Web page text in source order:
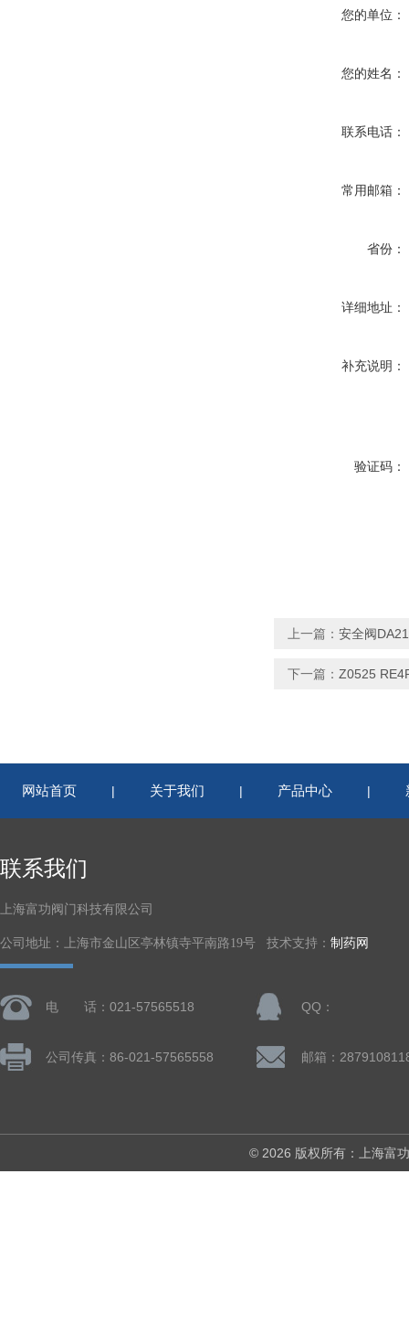
您的单位：
您的姓名：
联系电话：
常用邮箱：
省份：
详细地址：
补充说明：
验证码：
上一篇： 安全阀
下一篇： Z0525
网站首页 | 关于我们 | 产品中心 |
联系我们
上海富功阀门科技有限公司
公司地址：上海市金山区亭林镇寺平南路19号 技术支持： 制药网
电 话：021-57565518 QQ：
公司传真：86-021-57565558 邮箱：
© 2026 版权所有：上海富